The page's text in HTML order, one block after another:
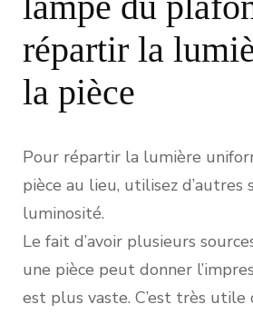
répartir la
la pièce
Pour répartir la lumière
pièce au lieu, utilisez d’autres
luminosité.
Le fait d’avoir plusieurs
une pièce peut donner
est plus vaste. C’est très utile